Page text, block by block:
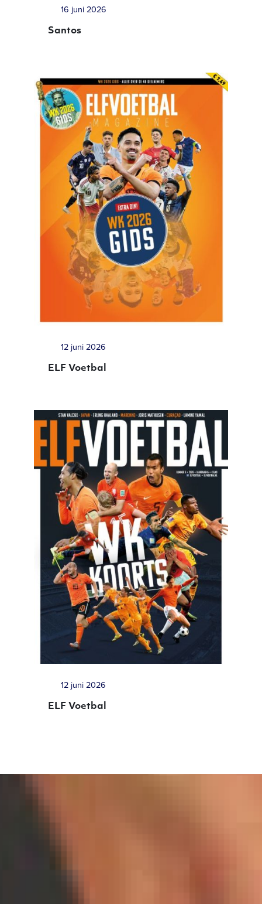
16 juni 2026
Santos
12 juni 2026
ELF Voetbal
12 juni 2026
ELF Voetbal